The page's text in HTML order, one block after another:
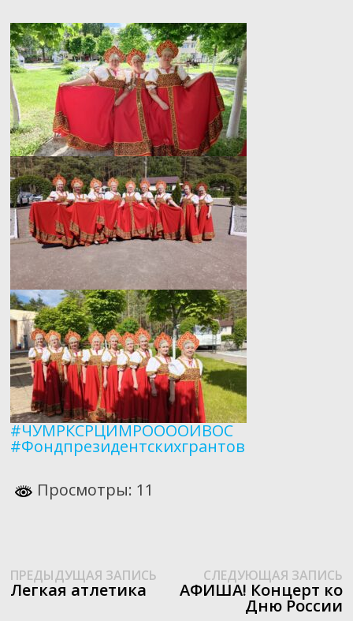
#ЧУМРКСРЦИМРООООИВОС
#Фондпрезидентскихгрантов
Просмотры: 11
Навигация
ПРЕДЫДУЩАЯ ЗАПИСЬПредыдущая
запись:
Легкая атлетика
СЛЕДУЮЩАЯ ЗАПИСЬ
АФИША! Концерт ко
Дню России